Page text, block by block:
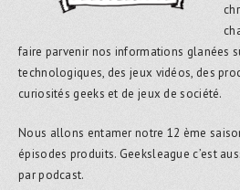
faire parvenir nos informations glanées
technologiques, des jeux vidéos, des
curiosités geeks et de jeux de société.
Nous allons entamer notre 12 ème
épisodes produits. Geeksleague c’est
par podcast.